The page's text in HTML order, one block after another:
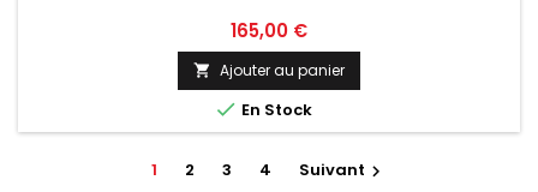
Prix
165,00 €
 Ajouter au panier
 En Stock
1 2 3 4 Suivant 